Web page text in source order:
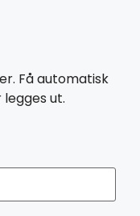
Få automatisk
ut.